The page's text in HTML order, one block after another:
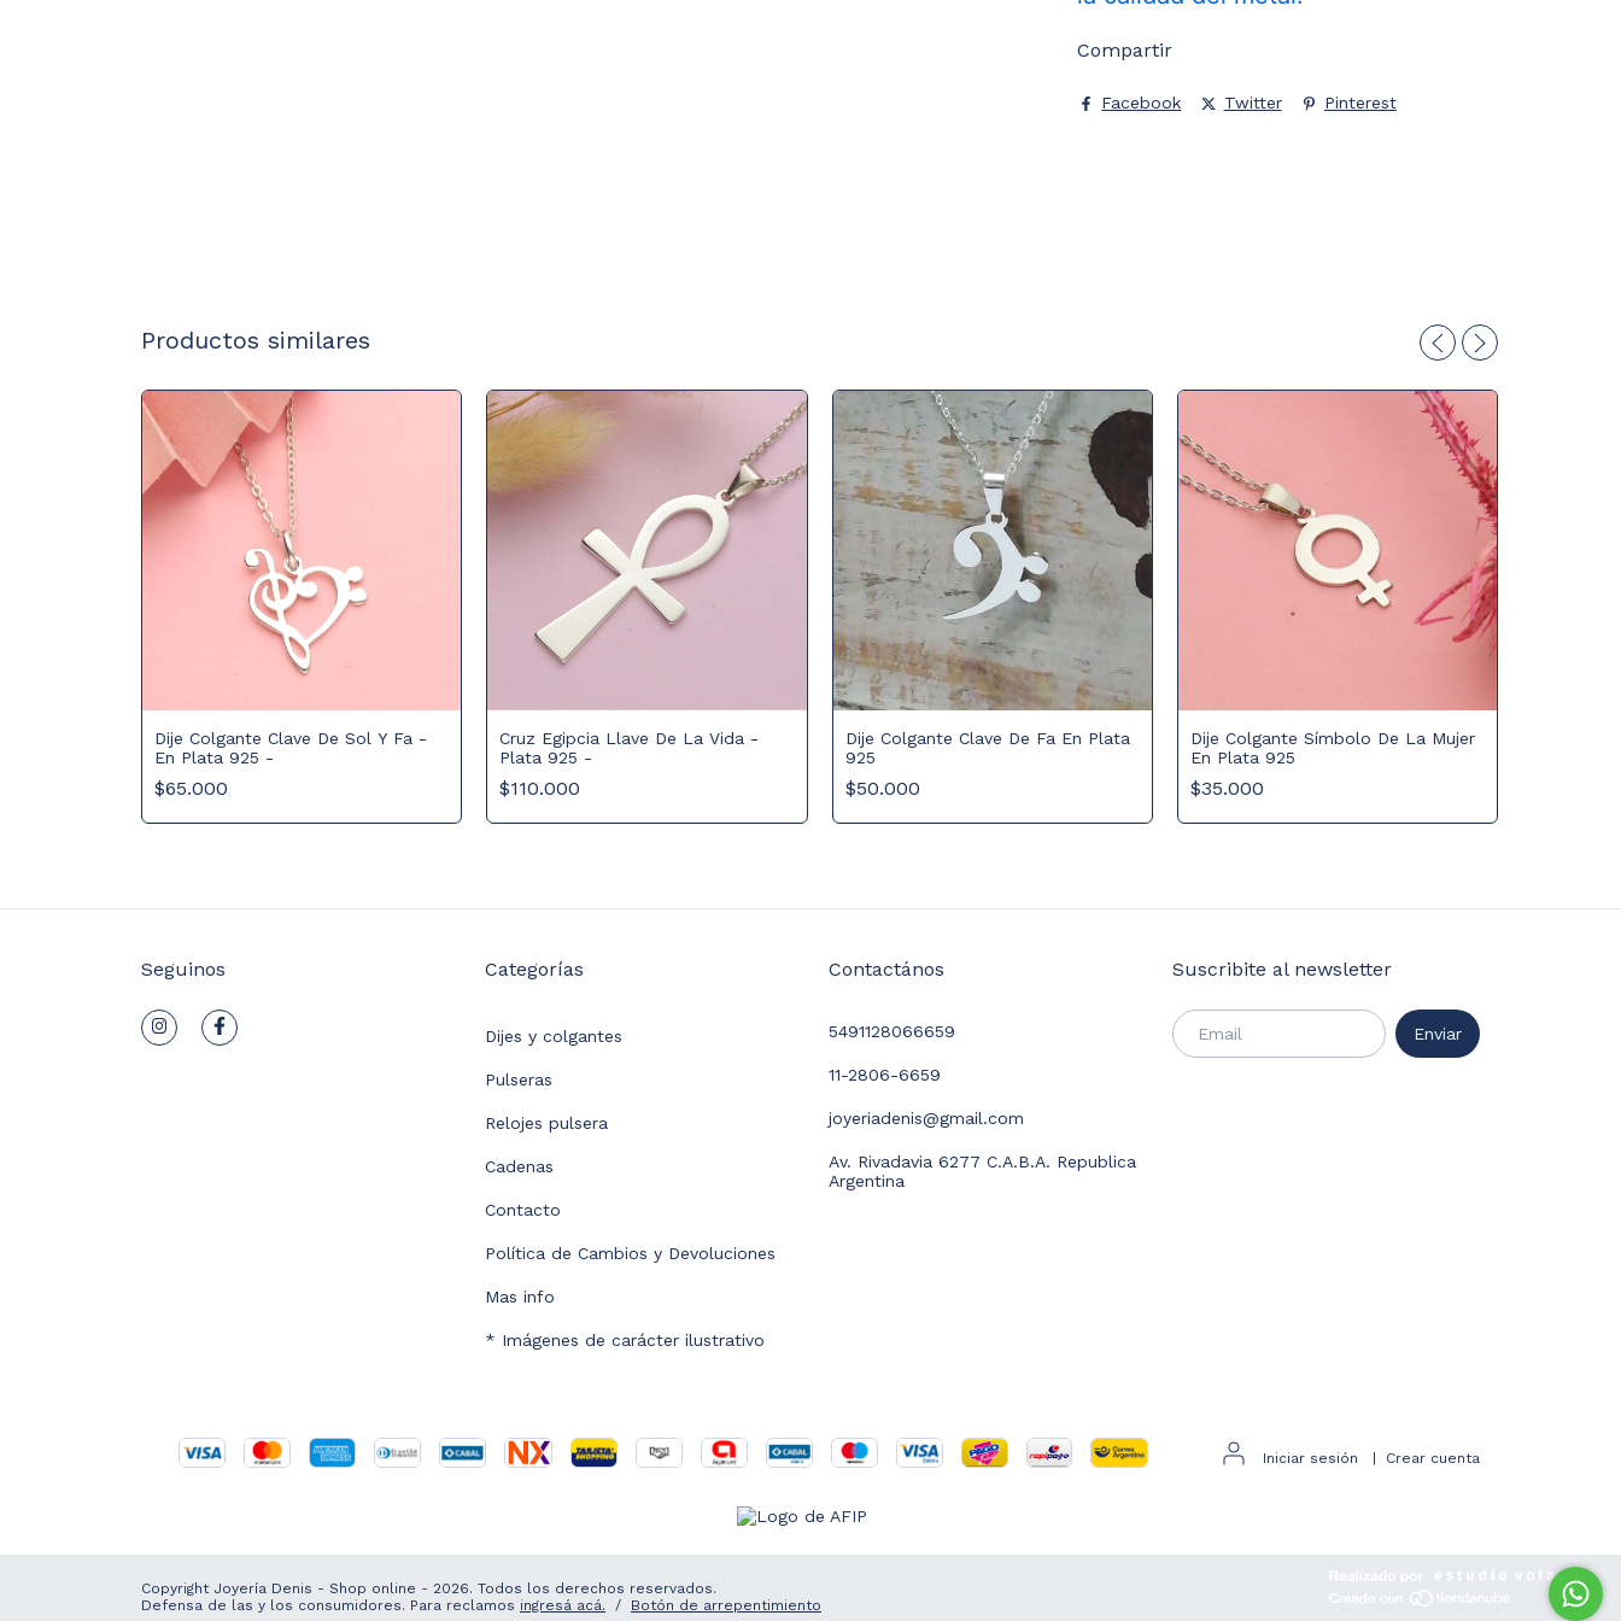
Compartir
Facebook Twitter Pinterest
Productos similares
Dije Colgante Clave De Sol Y Fa -
En Plata 925 -
$65.000
Cruz Egipcia Llave De La Vida -
Plata 925 -
$110.000
Dije Colgante Clave De Fa En Plata
925
$50.000
Dije Colgante Símbolo De La Mujer
En Plata 925
$35.000
Seguinos Categorías
Dijes y colgantes
Pulseras
Relojes pulsera
Cadenas
Contacto
Política de Cambios y Devoluciones
Mas info
* Imágenes de carácter ilustrativo
Contactános
5491128066659
11-2806-6659
joyeriadenis@gmail.com
Av. Rivadavia 6277 C.A.B.A. Republica
Argentina
Suscribite al newsletter
Iniciar sesión Crear cuenta
Copyright Joyería Denis - Shop online - 2026. Todos los derechos reservados.
Defensa de las y los consumidores. Para reclamos ingresá acá. / Botón de arrepentimiento